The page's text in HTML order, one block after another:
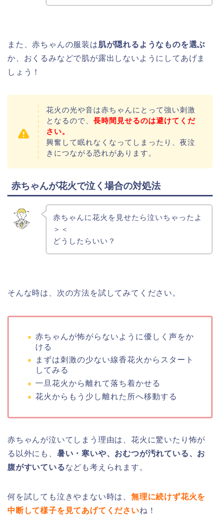
また、赤ちゃんの服装は肌が隠れるようなものを選ぶ
か、おくるみなどで肌が露出しないようにしてあげま
しょう！
花火の光や音は赤ちゃんにとって強い刺激
となるので、 長時間見せるのは避けてくだ
さい。
興奮して眠れなくなってしまったり、夜泣
きにつながる恐れがあります。
赤ちゃんが花火で泣く場合の対処法
赤ちゃんに花火を見せたら泣いちゃったよ
＞＜
どうしたらいい？
そんな時は、次の方法を試してみてください。
赤ちゃんが怖がらないように優しく声をか
ける
まずは刺激の少ない線香花火からスタート
してみる
一旦花火から離れて落ち着かせる
花火からもう少し離れた所へ移動する
赤ちゃんが泣いてしまう理由は、花火に驚いたり怖が
る以外にも、 暑い・寒いや、おむつが汚れている、お
腹がすいているなども考えられます。
何を試しても泣きやまない時は、 無理に続けず花火を
中断して様子を見てあげてくださいね！